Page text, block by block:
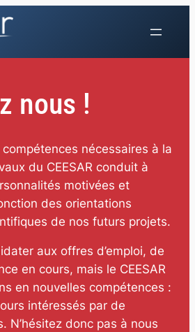
nous !
nécessaires à la
du CEESAR conduit à
motivées et
des orientations
de nos futurs projets.
aux offres d’emploi, de
en cours, mais le CEESAR
en nouvelles compétences :
intéressés par de
N’hésitez donc pas à nous